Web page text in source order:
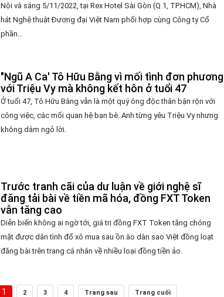
Nội và sáng 5/11/2022, tại Rex Hotel Sài Gòn (Q.1, TP.HCM), Nhà
hát Nghệ thuật Đương đại Việt Nam phối hợp cùng Công ty Cổ
phần...
"Ngũ A Ca' Tô Hữu Bằng vì mối tình đơn phương
với Triệu Vy mà không kết hôn ở tuổi 47
Ở tuổi 47, Tô Hữu Bằng vẫn là một quý ông độc thân bận rộn với
công việc, các mối quan hệ bạn bè. Anh từng yêu Triệu Vy nhưng
không dám ngỏ lời.
Trước tranh cãi của dư luận về giới nghệ sĩ
đăng tải bài về tiền mã hóa, đồng FXT Token
vẫn tăng cao
Diễn biến không ai ngờ tới, giá trị đồng FXT Token tăng chóng
mặt được dân tình đổ xô mua sau ồn ào dàn sao Việt đồng loạt
đăng bài trên trang cá nhân về nhiều loại đồng tiền ảo.
1 2 3 4 Trang sau Trang cuối